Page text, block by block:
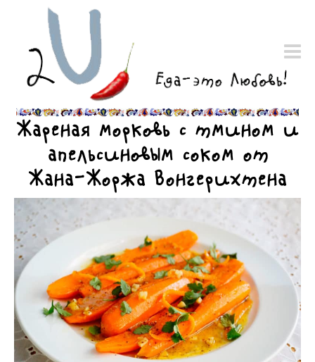
Жареная морковь с тмином и
апельсиновым соком от
Жана-Жоржа Вонгерихтена